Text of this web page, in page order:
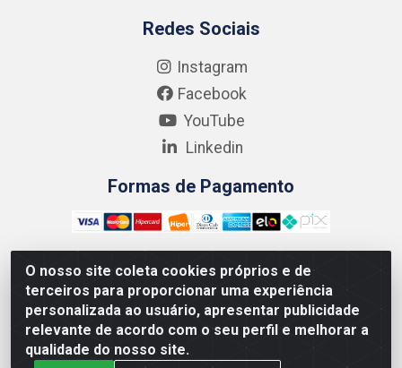
O nosso site coleta cookies próprios e de
terceiros para proporcionar uma experiência
personalizada ao usuário, apresentar publicidade
relevante de acordo com o seu perfil e melhorar a
qualidade do nosso site.
Redes Sociais
Instagram
Facebook
YouTube
Linkedin
Formas de Pagamento
Kgmlan Distribuidora LTDA - CNPJ 18.217.682/0001-54 -
Rua Pedro de Barros Cavalcante, 58 - Bultrins, Olinda/PE
- CEP 53320-110